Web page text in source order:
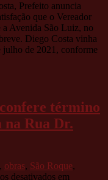
Prefeito anuncia
que o Vereador
a Avenida São Luiz, no
Diego Costa vinha
julho de 2021, conforme
término
na Rua Dr.
, obras, São Roque,
desativados em